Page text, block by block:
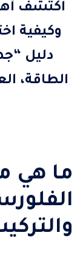
اكتشف
وكيفية
دليل
الطاقة،
ما هي